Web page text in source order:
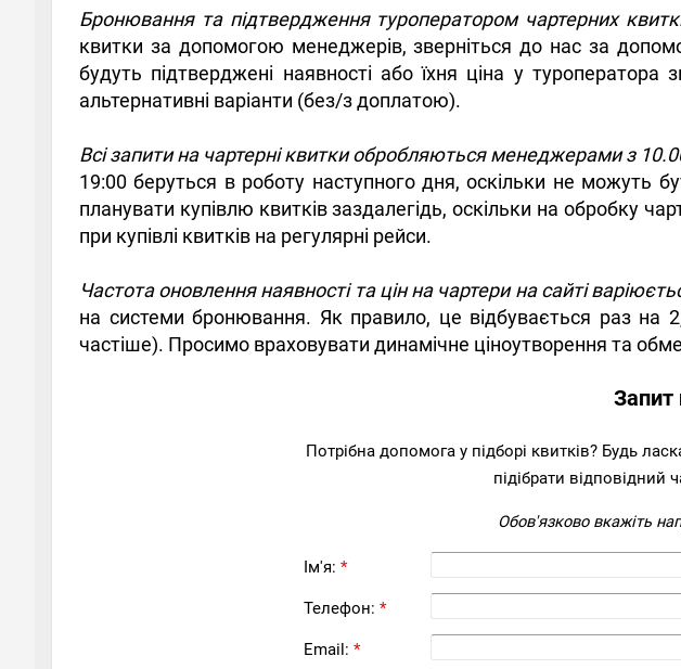
Бронювання та підтвердження туроператором чартерних
квитки за допомогою менеджерів, зверніться до нас за
будуть підтверджені наявності або їхня ціна у
альтернативні варіанти (без/з доплатою).
Всі запити на чартерні квитки обробляються менеджерами з
19:00 беруться в роботу наступного дня, оскільки не можуть
планувати купівлю квитків заздалегідь, оскільки на обробку
при купівлі квитків на регулярні рейси.
Частота оновлення наявності та цін на чартери на сайті
на системи бронювання. Як правило, це відбувається раз
частіше). Просимо враховувати динамічне ціноутворення та
Запит
Потрібна допомога у підборі квитків? Будь
підібрати відповідний
Обов'язково вкажіть
Ім'я: *
Телефон: *
Email: *